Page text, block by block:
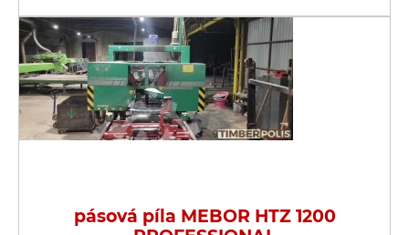
pásová píla MEBOR HTZ 1200